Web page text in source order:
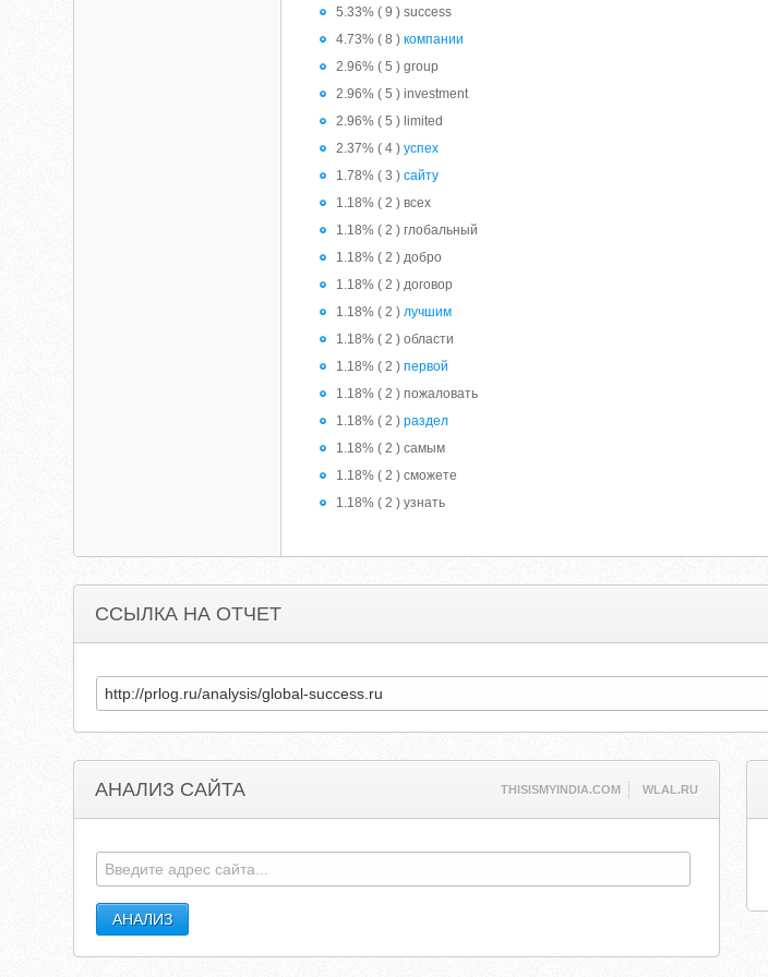
5.33% ( 9 ) success
4.73% ( 8 )компании
2.96% ( 5 ) group
2.96% ( 5 ) investment
2.96% ( 5 ) limited
2.37% ( 4 )успех
1.78% ( 3 )сайту
1.18% ( 2 ) всех
1.18% ( 2 ) глобальный
1.18% ( 2 ) добро
1.18% ( 2 ) договор
1.18% ( 2 )лучшим
1.18% ( 2 ) области
1.18% ( 2 )первой
1.18% ( 2 ) пожаловать
1.18% ( 2 )раздел
1.18% ( 2 ) самым
1.18% ( 2 ) сможете
1.18% ( 2 ) узнать
ССЫЛКА НА ОТЧЕТ
АНАЛИЗ САЙТА THISISMYINDIA.COM WLAL.RU